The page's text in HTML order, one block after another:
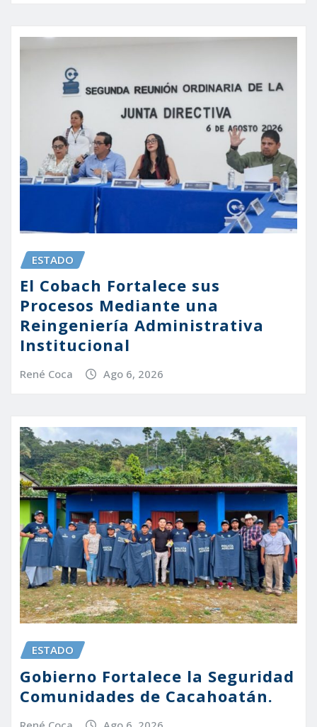
ESTADO
El Cobach Fortalece sus
Procesos Mediante una
Reingeniería Administrativa
Institucional
René Coca Ago 6, 2026
ESTADO
Gobierno Fortalece la Seguridad
Comunidades de Cacahoatán.